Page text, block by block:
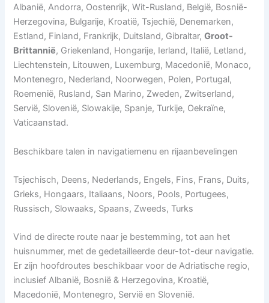
Albanië, Andorra, Oostenrijk, Wit-Rusland, België, Bosnië-
Herzegovina, Bulgarije, Kroatië, Tsjechië, Denemarken,
Estland, Finland, Frankrijk, Duitsland, Gibraltar,Groot-
Brittannië, Griekenland, Hongarije, Ierland, Italië, Letland,
Liechtenstein, Litouwen, Luxemburg, Macedonië, Monaco,
Montenegro, Nederland, Noorwegen, Polen, Portugal,
Roemenië, Rusland, San Marino, Zweden, Zwitserland,
Servië, Slovenië, Slowakije, Spanje, Turkije, Oekraïne,
Vaticaanstad.
Beschikbare talen in navigatiemenu en rijaanbevelingen
Tsjechisch, Deens, Nederlands, Engels, Fins, Frans, Duits,
Grieks, Hongaars, Italiaans, Noors, Pools, Portugees,
Russisch, Slowaaks, Spaans, Zweeds, Turks
Vind de directe route naar je bestemming, tot aan het
huisnummer, met de gedetailleerde deur-tot-deur navigatie.
Er zijn hoofdroutes beschikbaar voor de Adriatische regio,
inclusief Albanië, Bosnië & Herzegovina, Kroatië,
Macedonië, Montenegro, Servië en Slovenië.